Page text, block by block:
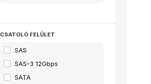
18000 GB
20480 GB
22000 GB
24000 GB
26000 GB
CSATOLÓ FELÜLET
SAS
SAS-3 12Gbps
SATA